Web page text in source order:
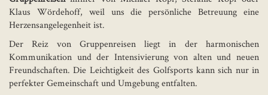
Klaus Wördehoff, weil uns die persönliche Betreuung eine
Herzensangelegenheit ist.
Der Reiz von Gruppenreisen liegt in der harmonischen
Kommunikation und der Intensivierung von alten und neuen
Freundschaften. Die Leichtigkeit des Golfsports kann sich nur in
perfekter Gemeinschaft und Umgebung entfalten.